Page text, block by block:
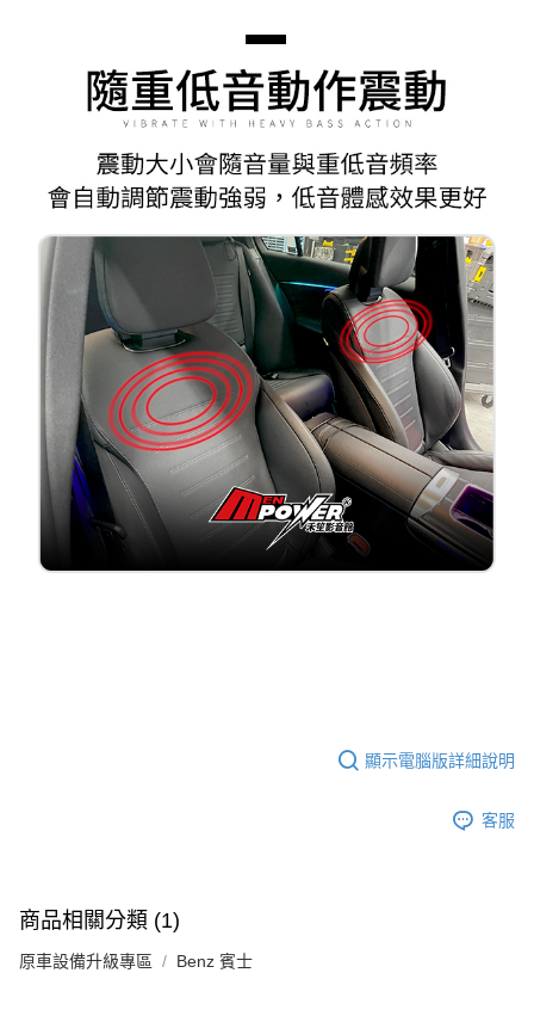
顯示電腦版詳細說明
客服
商品相關分類 (1)
原車設備升級專區 Benz 賓士